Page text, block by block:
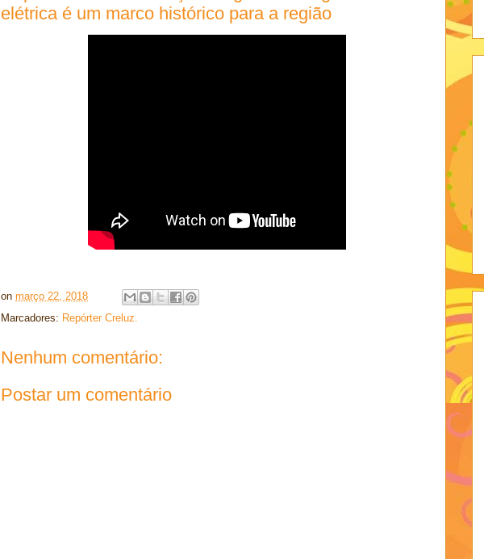
elétrica é um marco histórico para a região
on março 22, 2018
Marcadores: Repórter Creluz.
Nenhum comentário:
Postar um comentário